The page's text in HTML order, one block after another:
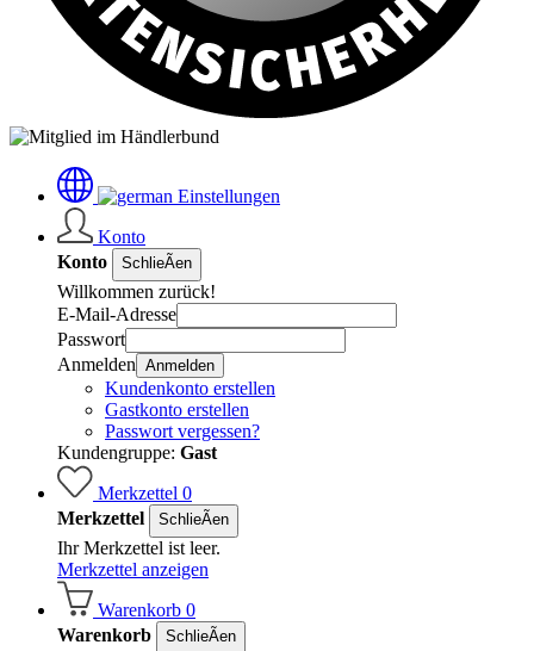
Einstellungen
Konto
Konto
SchlieÃen
Willkommen zurück!
E-Mail-Adresse
Passwort
Anmelden Anmelden
Kundenkonto erstellen
Gastkonto erstellen
Passwort vergessen?
Kundengruppe: Gast
Merkzettel 0
Merkzettel
SchlieÃen
Ihr Merkzettel ist leer.
Merkzettel anzeigen
Warenkorb 0
Warenkorb
SchlieÃen